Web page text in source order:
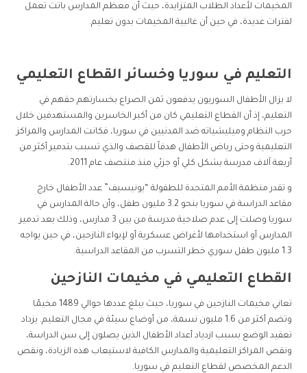
المخيمات لأعداد الطلاب المتزايدة، حيث أن معظم المدارس باتت تعمل
لفترات عديدة، في حين أن غالبية المخيمات بدون تعليم.
التعليم في سوريا وخسائر القطاع التعليمي
لا يزال الأطفال السوريون يدفعون ثمن الصراع بخسارتهم حقهم في
التعليم، إذ أن القطاع التعليمي كان من أكبر الخاسرين والمستهدفين خلال
حرب النظام وميليشياته ضد المدنيين في سوريا، فكانت المدارس والمراكز
التعليمية وحتى رياض الأطفال هدفاً للقصف والذي تسبب بتدمير أكثر من
أربعة آلاف مدرسة بشكل كلي أو جزئي منذ منتصف عام 2011.
و تقدر منظمة الأمم المتحدة للطفولة “يونيسيف” عدد الأطفال خارج
مقاعد الدراسة في سوريا بنحو 3.2 مليون طفل، وأن حالة المدارس في
سوريا وصلت إلى عدم صلاحية مدرسة من بين 3 مدارس، وذلك بعد تدمير
المدارس أو استخدامها لأغراض عسكرية أو لإيواء النازحين، في حين يواجه
1.3 مليون طفل سوري خطر التسرب من المقاعد الدراسية.
القطاع التعليمي في مخيمات النازحين
تعاني مخيمات النازحين في سوريا، حيث يبلغ عددها حوالي 1489 مخيمًا
وتضم أكثر من 1.6 مليون نسمة، من أوضاع سيئة في مجال التعليم. يزداد
تعقيد الوضع بسبب ازدياد أعداد الأطفال الذين يصلون إلى سن الدراسة،
ونقص المراكز التعليمية والمدارس الكافية لاستيعاب هذه الزيادة، ونقص
الدعم المخصص لقطاع التعليم في سوريا.